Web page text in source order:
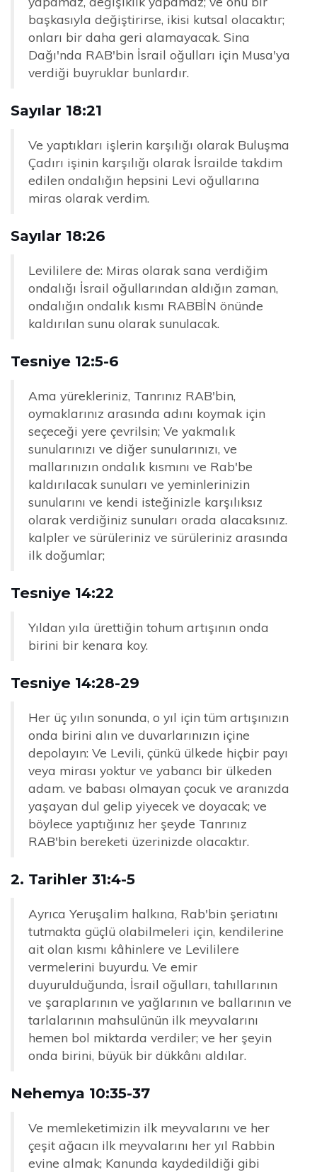
başkasıyla değiştirirse, ikisi kutsal olacaktır;
onları bir daha geri alamayacak. Sina
Dağı'nda RAB'bin İsrail oğulları için Musa'ya
verdiği buyruklar bunlardır.
Sayılar 18:21
Ve yaptıkları işlerin karşılığı olarak Buluşma
Çadırı işinin karşılığı olarak İsrailde takdim
edilen ondalığın hepsini Levi oğullarına
miras olarak verdim.
Sayılar 18:26
Levililere de: Miras olarak sana verdiğim
ondalığı İsrail oğullarından aldığın zaman,
ondalığın ondalık kısmı RABBİN önünde
kaldırılan sunu olarak sunulacak.
Tesniye 12:5-6
Ama yürekleriniz, Tanrınız RAB'bin,
oymaklarınız arasında adını koymak için
seçeceği yere çevrilsin; Ve yakmalık
sunularınızı ve diğer sunularınızı, ve
mallarınızın ondalık kısmını ve Rab'be
kaldırılacak sunuları ve yeminlerinizin
sunularını ve kendi isteğinizle karşılıksız
olarak verdiğiniz sunuları orada alacaksınız.
kalpler ve sürüleriniz ve sürüleriniz arasında
ilk doğumlar;
Tesniye 14:22
Yıldan yıla ürettiğin tohum artışının onda
birini bir kenara koy.
Tesniye 14:28-29
Her üç yılın sonunda, o yıl için tüm artışınızın
onda birini alın ve duvarlarınızın içine
depolayın: Ve Levili, çünkü ülkede hiçbir payı
veya mirası yoktur ve yabancı bir ülkeden
adam. ve babası olmayan çocuk ve aranızda
yaşayan dul gelip yiyecek ve doyacak; ve
böylece yaptığınız her şeyde Tanrınız
RAB'bin bereketi üzerinizde olacaktır.
2. Tarihler 31:4-5
Ayrıca Yeruşalim halkına, Rab'bin şeriatını
tutmakta güçlü olabilmeleri için, kendilerine
ait olan kısmı kâhinlere ve Levililere
vermelerini buyurdu. Ve emir
duyurulduğunda, İsrail oğulları, tahıllarının
ve şaraplarının ve yağlarının ve ballarının ve
tarlalarının mahsulünün ilk meyvalarını
hemen bol miktarda verdiler; ve her şeyin
onda birini, büyük bir dükkânı aldılar.
Nehemya 10:35-37
Ve memleketimizin ilk meyvalarını ve her
çeşit ağacın ilk meyvalarını her yıl Rabbin
evine almak; Kanunda kaydedildiği gibi